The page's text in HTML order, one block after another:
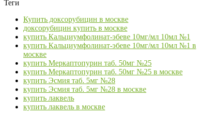
Теги
Купить доксорубицин в москве
доксорубицин купить в москве
купить Кальциумфолинат-эбеве 10мг/мл 10мл №1
купить Кальциумфолинат-эбеве 10мг/мл 10мл №1 в
москве
купить Меркаптопурин таб. 50мг №25
купить Меркаптопурин таб. 50мг №25 в москве
купить Эсмия таб. 5мг №28
купить Эсмия таб. 5мг №28 в москве
купить лаквель
купить лаквель в москве